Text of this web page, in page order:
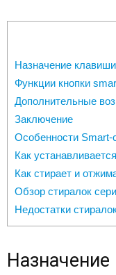
Назначение
Функции кнопки
Дополнительные
Заключение
Особенности Smart-
Как
Как стирает и
Обзор стиралок
Недостатки